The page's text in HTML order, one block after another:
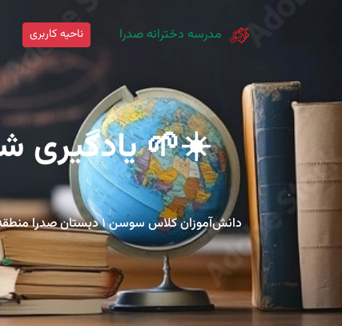
مدرسه دخترانه صدرا ناحیه کاربری
☀️🌱 یادگیری